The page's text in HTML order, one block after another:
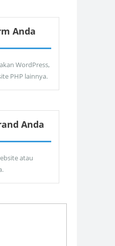
Anda
WordPress,
PHP lainnya.
Anda
atau